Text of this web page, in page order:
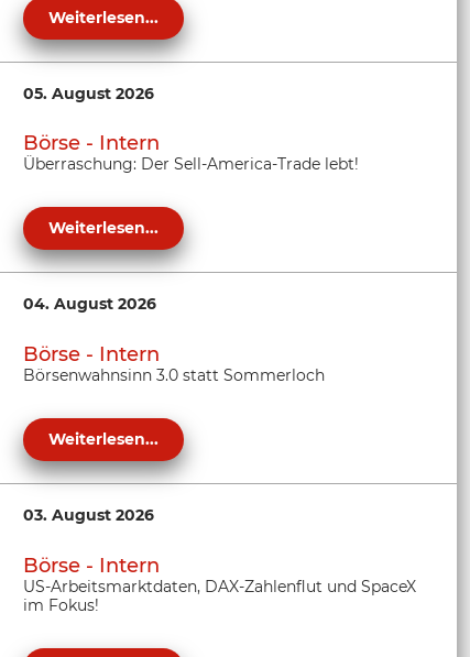
Weiterlesen...
05. August 2026
Börse - Intern
Überraschung: Der Sell-America-Trade lebt!
Weiterlesen...
04. August 2026
Börse - Intern
Börsenwahnsinn 3.0 statt Sommerloch
Weiterlesen...
03. August 2026
Börse - Intern
US-Arbeitsmarktdaten, DAX-Zahlenflut und SpaceX
im Fokus!